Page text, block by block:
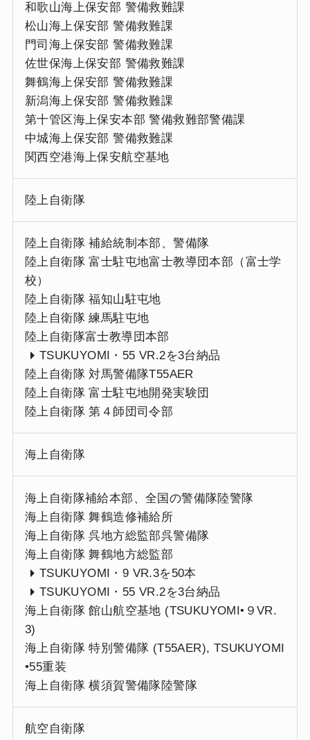
和歌山海上保安部 警備救難課
松山海上保安部 警備救難課
門司海上保安部 警備救難課
佐世保海上保安部 警備救難課
舞鶴海上保安部 警備救難課
新潟海上保安部 警備救難課
第十管区海上保安本部 警備救難部警備課
中城海上保安部 警備救難課
関西空港海上保安航空基地
陸上自衛隊
陸上自衛隊 補給統制本部、警備隊
陸上自衛隊 富士駐屯地富士教導団本部（富士学
校）
陸上自衛隊 福知山駐屯地
陸上自衛隊 練馬駐屯地
陸上自衛隊富士教導団本部
TSUKUYOMI・55 VR.2を3台納品
陸上自衛隊 対馬警備隊T55AER
陸上自衛隊 富士駐屯地開発実験団
陸上自衛隊 第４師団司令部
海上自衛隊
海上自衛隊補給本部、全国の警備隊陸警隊
海上自衛隊 舞鶴造修補給所
海上自衛隊 呉地方総監部呉警備隊
海上自衛隊 舞鶴地方総監部
TSUKUYOMI・9 VR.3を50本
TSUKUYOMI・55 VR.2を3台納品
海上自衛隊 館山航空基地 (TSUKUYOMI•９VR.
3)
海上自衛隊 特別警備隊 (T55AER), TSUKUYOMI
•55重装
海上自衛隊 横須賀警備隊陸警隊
航空自衛隊